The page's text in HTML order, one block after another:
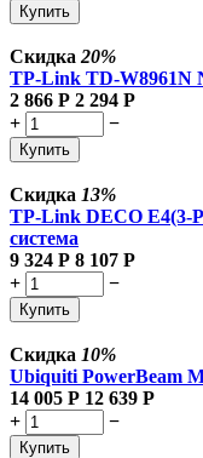
Купить
Скидка 20%
TP-Link TD-W8961N
2 866 Р 2 294 Р
+
−
Купить
Скидка 13%
TP-Link DECO E4(3-
система
9 324 Р 8 107 Р
+
−
Купить
Скидка 10%
Ubiquiti PowerBeam
14 005 Р 12 639 Р
+
−
Купить